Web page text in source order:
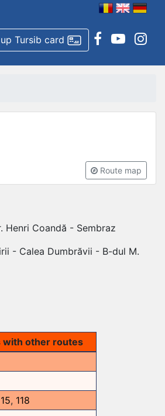
Tursib card
Route map
Henri Coandă - Sembraz
- Calea Dumbrăvii - B-dul M.
with other routes
, 118